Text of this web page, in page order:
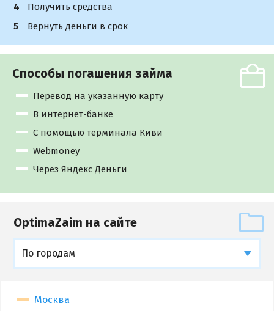
Получить средства
Вернуть деньги в срок
Способы погашения займа
Перевод на указанную карту
В интернет-банке
С помощью терминала Киви
Webmoney
Через Яндекс Деньги
OptimaZaim на сайте
По городам
Москва